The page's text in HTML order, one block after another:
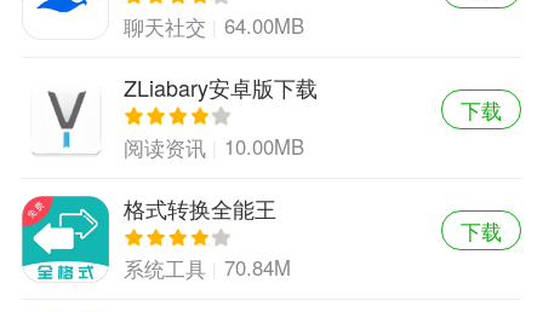
聊天社交 64.00MB
ZLiabary安卓版下载
阅读资讯 10.00MB
下载
格式转换全能王
系统工具 70.84M
下载